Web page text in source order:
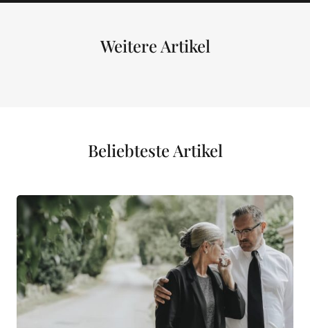
Weitere Artikel
Beliebteste Artikel